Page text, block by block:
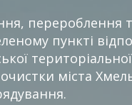
перероблення
пункті
очистки міста